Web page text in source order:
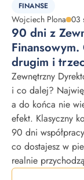
FINANSE
Wojciech Plona 03
90 dni z
drugim i
Zewnętrzny
i co dalej?
a do końca nie
efekt. Klasyczny
90 dni
co dostajesz w
realnie